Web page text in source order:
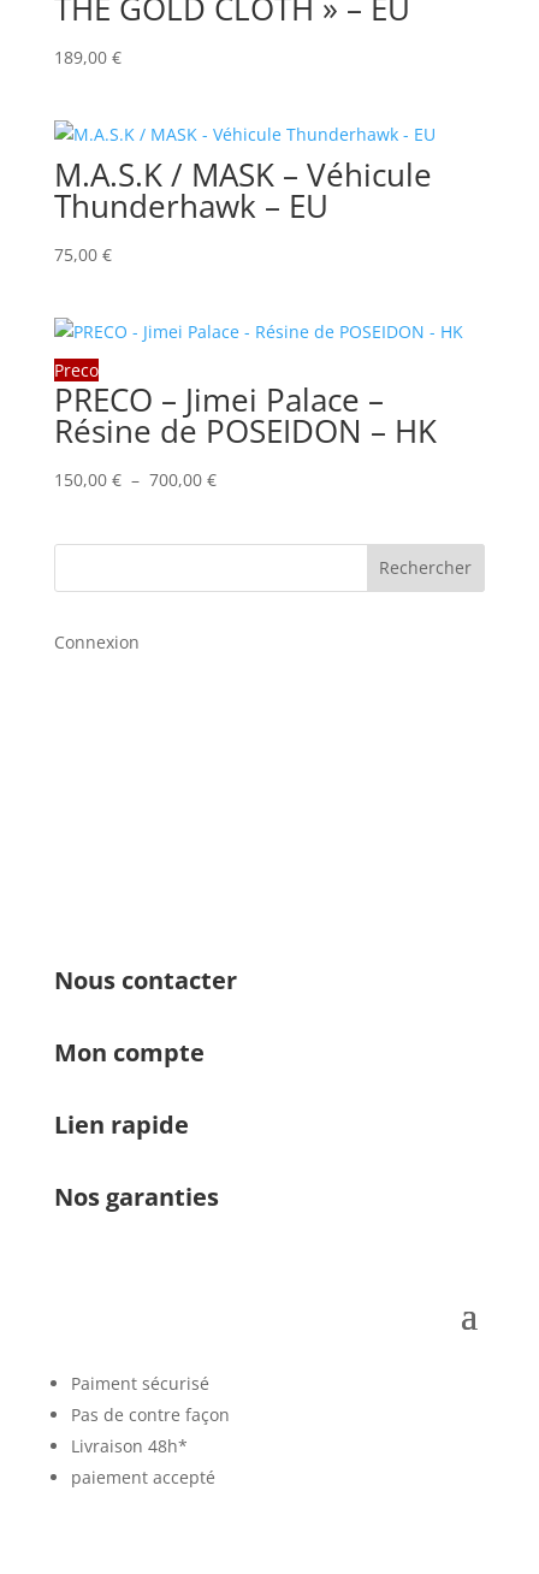
189,00 €
M.A.S.K / MASK – Véhicule
Thunderhawk – EU
75,00 €
Preco
PRECO – Jimei Palace –
Résine de POSEIDON – HK
150,00 € – 700,00 €Plage
à
Rechercher
Connexion
Nous contacter
Mon compte
Lien rapide
Nos garanties
Paiment sécurisé
Pas de contre façon
Livraison 48h*
paiement accepté